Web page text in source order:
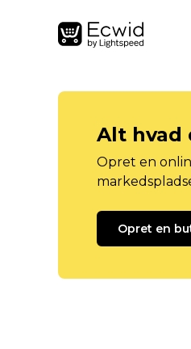
Alt hvad
Opret en
Opret en